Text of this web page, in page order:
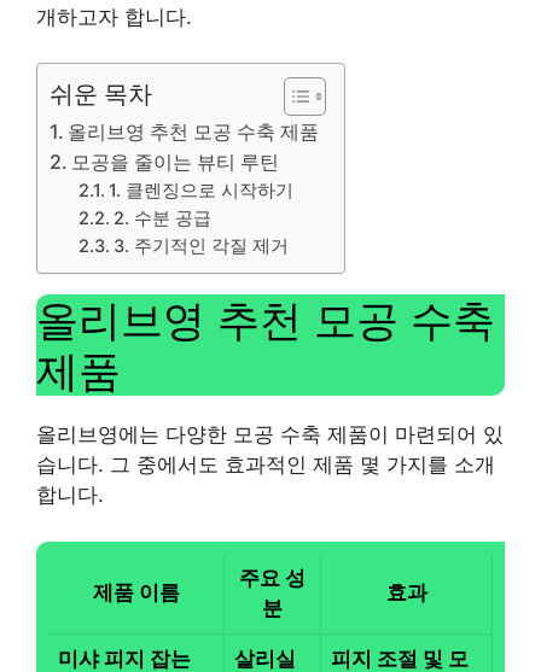
개하고자 합니다.
쉬운 목차
올리브영 추천 모공 수축 제품
모공을 줄이는 뷰티 루틴
1. 클렌징으로 시작하기
2. 수분 공급
3. 주기적인 각질 제거
올리브영 추천 모공 수축
제품
올리브영에는 다양한 모공 수축 제품이 마련되어 있
습니다. 그 중에서도 효과적인 제품 몇 가지를 소개
합니다.
제품 이름
주요 성
분
효과
미샤 피지 잡는
살리실
피지 조절 및 모